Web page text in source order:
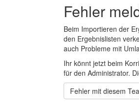
Fehler
Beim Importieren der
den Ergebnislisten
auch Probleme mit
Ihr könnt jetzt beim
für den Administrator.
Fehler mit diesem